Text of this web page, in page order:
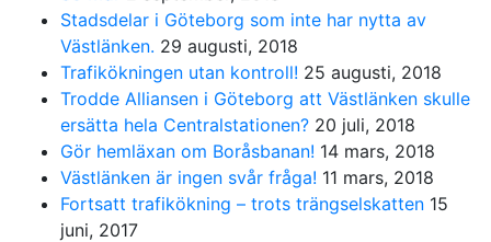
Stadsdelar i Göteborg som inte har nytta av
Västlänken. 29 augusti, 2018
Trafikökningen utan kontroll! 25 augusti, 2018
Trodde Alliansen i Göteborg att Västlänken skulle
ersätta hela Centralstationen? 20 juli, 2018
Gör hemläxan om Boråsbanan! 14 mars, 2018
Västlänken är ingen svår fråga! 11 mars, 2018
Fortsatt trafikökning – trots trängselskatten 15
juni, 2017